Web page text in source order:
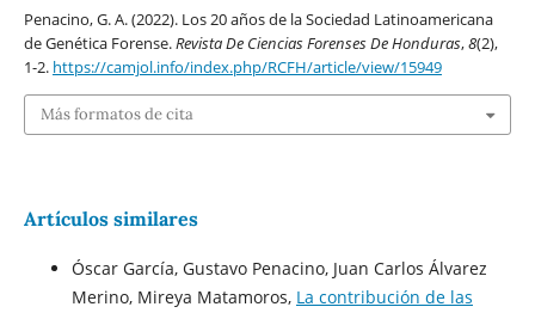
Penacino, G. A. (2022). Los 20 años de la Sociedad Latinoamericana
de Genética Forense.Revista De Ciencias Forenses De Honduras,8(2),
1-2. https://camjol.info/index.php/RCFH/article/view/15949
Más formatos de cita
Artículos similares
Óscar García, Gustavo Penacino, Juan Carlos Álvarez
Merino, Mireya Matamoros, La contribución de las